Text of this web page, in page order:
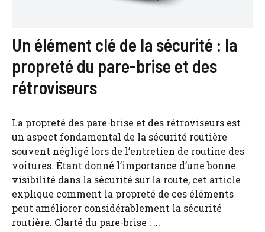
Un élément clé de la sécurité : la
propreté du pare-brise et des
rétroviseurs
La propreté des pare-brise et des rétroviseurs est
un aspect fondamental de la sécurité routière
souvent négligé lors de l’entretien de routine des
voitures. Étant donné l’importance d’une bonne
visibilité dans la sécurité sur la route, cet article
explique comment la propreté de ces éléments
peut améliorer considérablement la sécurité
routière. Clarté du pare-brise : ...